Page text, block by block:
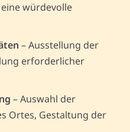
würdevolle
– Ausstellung der
erforderlicher
– Auswahl der
Ortes, Gestaltung der